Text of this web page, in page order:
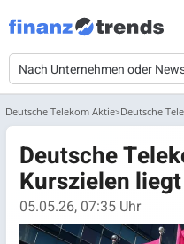
Deutsche Telekom Aktie Deutsche
Deutsche
Kurszielen
05.05.26, 07:35 Uhr